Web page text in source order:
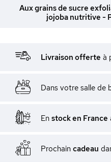
Aux grains de sucre
jojoba nutritive -
Livraison offerte à
Dans votre salle de
En stock en France
Prochain cadeau